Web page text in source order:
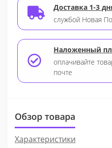
Доставка 1-3
службой Новая
Наложенный
оплачивайте
почте
Обзор товара
Характеристики